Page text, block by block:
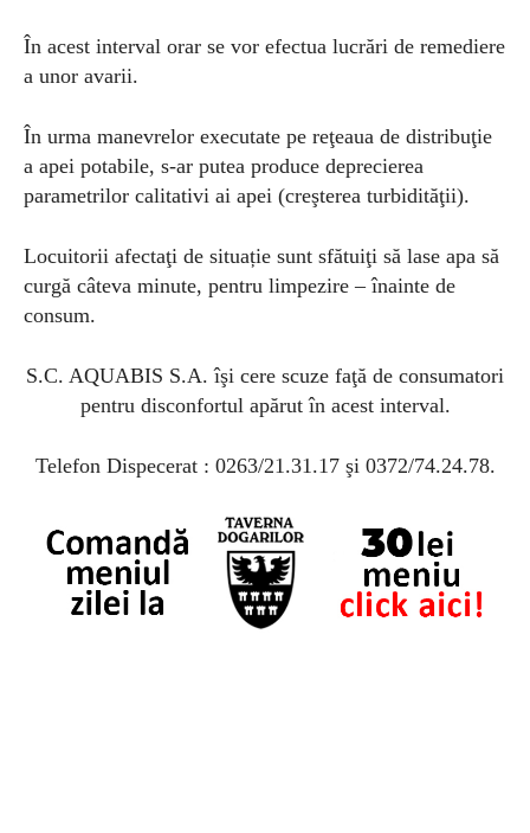
În acest interval orar se vor efectua lucrări de remediere
a unor avarii.
În urma manevrelor executate pe reţeaua de distribuţie
a apei potabile, s-ar putea produce deprecierea
parametrilor calitativi ai apei (creşterea turbidităţii).
Locuitorii afectaţi de situație sunt sfătuiţi să lase apa să
curgă câteva minute, pentru limpezire – înainte de
consum.
S.C. AQUABIS S.A. îşi cere scuze faţă de consumatori
pentru disconfortul apărut în acest interval.
Telefon Dispecerat : 0263/21.31.17 şi 0372/74.24.78.